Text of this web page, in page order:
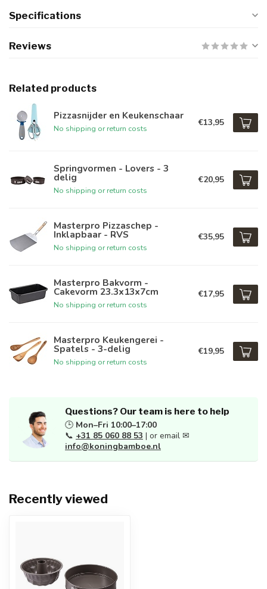
Specifications
Reviews
Related products
Pizzasnijder en Keukenschaar
No shipping or return costs
€13,95
Springvormen - Lovers - 3
delig
No shipping or return costs
€20,95
Masterpro Pizzaschep -
Inklapbaar - RVS
No shipping or return costs
€35,95
Masterpro Bakvorm -
Cakevorm 23.3x13x7cm
No shipping or return costs
€17,95
Masterpro Keukengerei -
Spatels - 3-delig
No shipping or return costs
€19,95
Questions? Our team is here to help
🕒 Mon–Fri 10:00–17:00
📞 +31 85 060 88 53 | or email ✉
info@koningbamboe.nl
Recently viewed